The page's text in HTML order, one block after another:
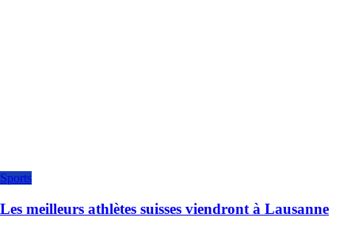
Sports
Les meilleurs athlètes suisses viendront à Lausanne